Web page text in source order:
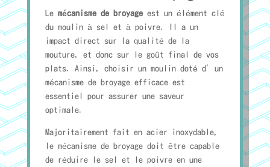
Le mécanisme de broyageest un élément clé
du moulin à sel et à poivre. Il a un
impact direct sur la qualité de la
mouture, et donc sur le goût final de vos
plats. Ainsi, choisir un moulin doté d’un
mécanisme de broyage efficace est
essentiel pour assurer une saveur
optimale.
Majoritairement fait en acier inoxydable,
le mécanisme de broyage doit être capable
de réduire le sel et le poivre en une